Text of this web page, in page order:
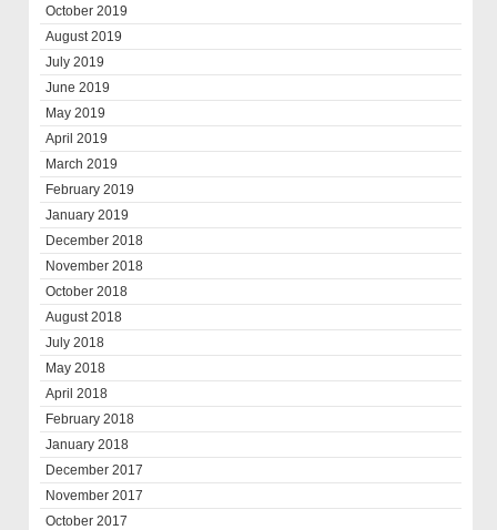
October 2019
August 2019
July 2019
June 2019
May 2019
April 2019
March 2019
February 2019
January 2019
December 2018
November 2018
October 2018
August 2018
July 2018
May 2018
April 2018
February 2018
January 2018
December 2017
November 2017
October 2017